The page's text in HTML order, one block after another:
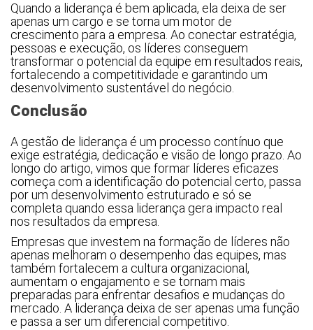
Quando a liderança é bem aplicada, ela deixa de ser
apenas um cargo e se torna um motor de
crescimento para a empresa. Ao conectar estratégia,
pessoas e execução, os líderes conseguem
transformar o potencial da equipe em resultados reais,
fortalecendo a competitividade e garantindo um
desenvolvimento sustentável do negócio.
Conclusão
A gestão de liderança é um processo contínuo que
exige estratégia, dedicação e visão de longo prazo. Ao
longo do artigo, vimos que formar líderes eficazes
começa com a identificação do potencial certo, passa
por um desenvolvimento estruturado e só se
completa quando essa liderança gera impacto real
nos resultados da empresa.
Empresas que investem na formação de líderes não
apenas melhoram o desempenho das equipes, mas
também fortalecem a cultura organizacional,
aumentam o engajamento e se tornam mais
preparadas para enfrentar desafios e mudanças do
mercado. A liderança deixa de ser apenas uma função
e passa a ser um diferencial competitivo.